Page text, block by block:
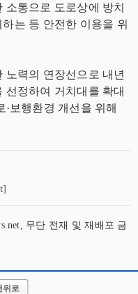
통으로 도로상에 방치
는 등 안전한 이용을 위
노력의 연장선으로 내년
선정하여 거치대를 확대
보행환경 개선을 위해
무단 전재 및 재배포 금
위로